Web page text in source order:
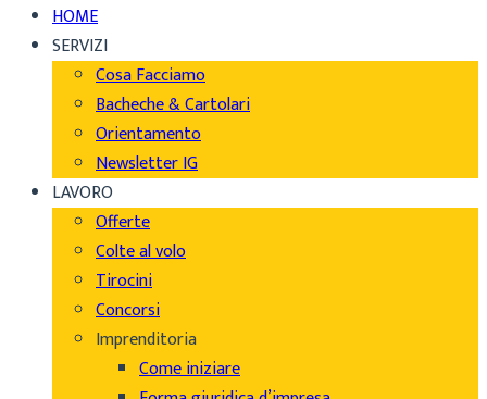
HOME
SERVIZI
Cosa Facciamo
Bacheche & Cartolari
Orientamento
Newsletter IG
LAVORO
Offerte
Colte al volo
Tirocini
Concorsi
Imprenditoria
Come iniziare